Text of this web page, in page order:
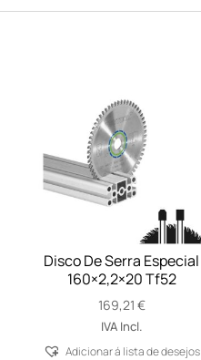
Disco De Serra Especial
160×2,2×20 Tf52
169,21 €
IVA Incl.
Adicionar á lista de desejos